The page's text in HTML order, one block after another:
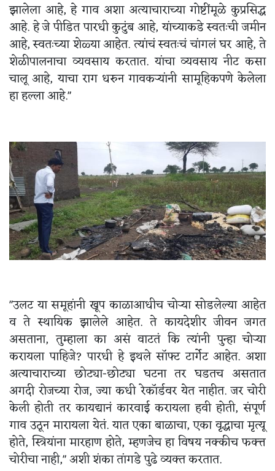
झालेला आहे, हे गाव अशा अत्याचाराच्या गोष्टींमूळे कुप्रसिद्ध
आहे. हे जे पीडित पारधी कुटुंब आहे, यांच्याकडे स्वतःची जमीन
आहे, स्वतःच्या शेळ्या आहेत. त्यांचं स्वतःचं चांगलं घर आहे, ते
शेळीपालनाचा व्यवसाय करतात. यांचा व्यवसाय नीट कसा
चालू आहे, याचा राग धरुन गावकऱ्यांनी सामूहिकपणे केलेला
हा हल्ला आहे."
"उलट या समूहांनी खूप काळाआधीच चोऱ्या सोडलेल्या आहेत
व ते स्थायिक झालेले आहेत. ते कायदेशीर जीवन जगत
असताना, तुम्हाला का असं वाटतं कि त्यांनी पुन्हा चोऱ्या
करायला पाहिजे? पारधी हे इथले सॉफ्ट टार्गेट आहेत. अशा
अत्याचाराच्या छोट्या-छोट्या घटना तर घडतच असतात
अगदी रोजच्या रोज, ज्या कधी रेकॉर्डवर येत नाहीत. जर चोरी
केली होती तर कायद्यानं कारवाई करायला हवी होती, संपूर्ण
गाव उठून मारायला येतं. यात एका बाळाचा, एका वृद्धाचा मृत्यू
होते, स्त्रियांना मारहाण होते, म्हणजेच हा विषय नक्कीच फक्त्त
चोरीचा नाही," अशी शंका तांगडे पुढे व्यक्त करतात.